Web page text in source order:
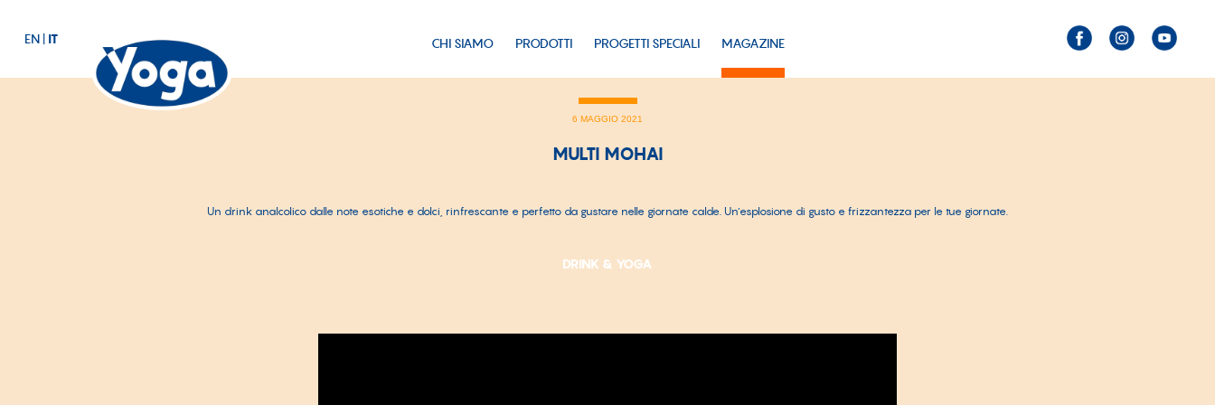
EN| IT CHI SIAMO PRODOTTI PROGETTI SPECIALI MAGAZINE
6 MAGGIO 2021
MULTI MOHAI
Un drink analcolico dalle note esotiche e dolci, rinfrescante e perfetto da gustare nelle giornate calde. Un’esplosione di gusto e frizzantezza per le tue giornate.
DRINK & YOGA